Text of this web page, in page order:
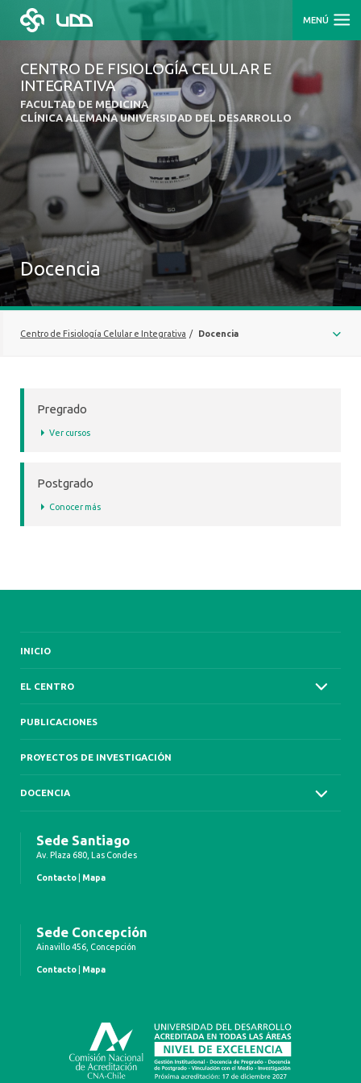
MENÚ
CENTRO DE FISIOLOGÍA CELULAR E
INTEGRATIVA
FACULTAD DE MEDICINA
CLÍNICA ALEMANA UNIVERSIDAD DEL DESARROLLO
Docencia
Centro de Fisiología Celular e Integrativa / Docencia
POSTGRADO
Pregrado
Ver cursos
Postgrado
Conocer más
INICIO
EL CENTRO
PUBLICACIONES
PROYECTOS DE INVESTIGACIÓN
DOCENCIA
Sede Santiago
Av. Plaza 680, Las Condes
Contacto Mapa
Sede Concepción
Ainavillo 456, Concepción
Contacto Mapa